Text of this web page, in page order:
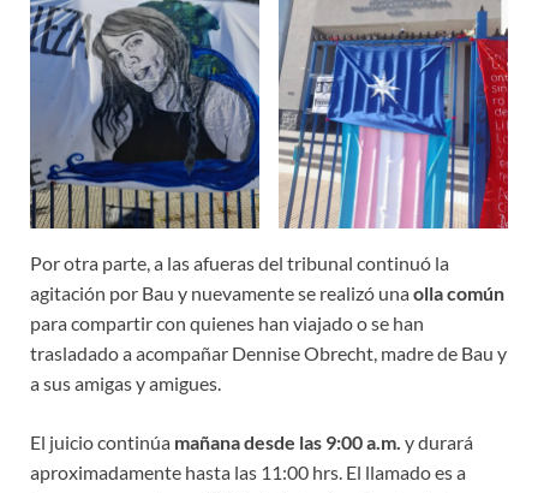
Por otra parte, a las afueras del tribunal continuó la
agitación por Bau y nuevamente se realizó unaolla común
para compartir con quienes han viajado o se han
trasladado a acompañar Dennise Obrecht, madre de Bau y
a sus amigas y amigues.
El juicio continúa mañana desde las 9:00 a.m. y durará
aproximadamente hasta las 11:00 hrs. El llamado es a